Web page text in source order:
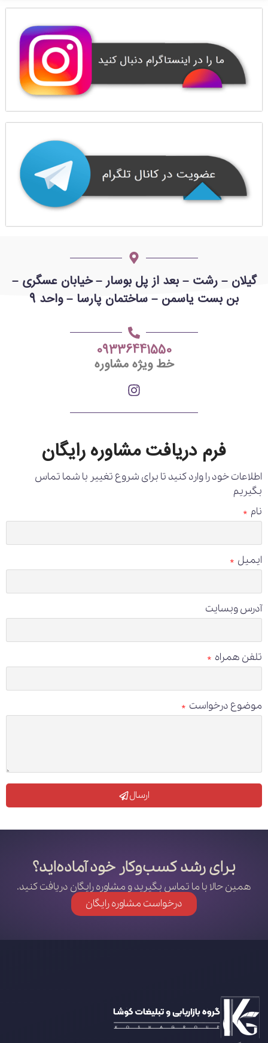
فرم دریافت مشاوره رایگان
اطلاعات خود را وارد کنید تا برای شروع تغییر با شما تماس
بگیریم
نام
ایمیل
آدرس وبسایت
تلفن همراه
موضوع درخواست
ارسال
گیلان – رشت – بعد از پل بوسار – خیابان عسگری –
بن بست یاسمن – ساختمان پارسا – واحد 9
09336441550
خط ویژه مشاوره
برای رشد کسب‌وکار خود آماده‌اید؟
همین حالا با ما تماس بگیرید و مشاوره رایگان دریافت کنید.
درخواست مشاوره رایگان